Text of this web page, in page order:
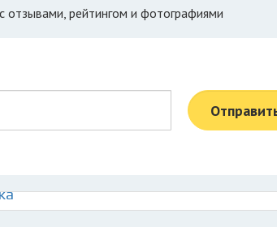
отзывами, рейтингом и фотографиями